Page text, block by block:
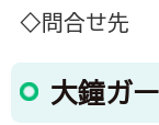
◇問合せ先
大鐘ガ